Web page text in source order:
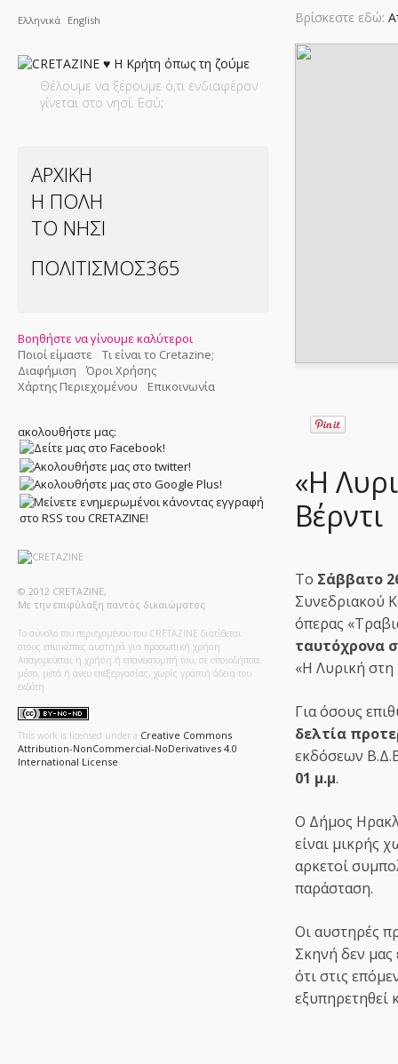
Ελληνικά English
Θέλουμε να ξέρουμε ό,τι ενδιαφέρον
γίνεται στο νησί. Εσύ;
ΑΡΧΙΚΗ
Η ΠΟΛΗ
ΤΟ ΝΗΣΙ
ΠΟΛΙΤΙΣΜΟΣ365
Βοηθήστε να γίνουμε καλύτεροι
Ποιοί είμαστε
Τι είναι το Cretazine;
Διαφήμιση
Όροι Χρήσης
Χάρτης Περιεχομένου
Επικοινωνία
ακολουθήστε μας:
© 2012 CRETAZINE,
Με την επιφύλαξη παντός δικαιώματος
Το σύνολο του περιεχομένου του CRETAZINE διατίθεται
στους επισκέπτες αυστηρά για προσωπική χρήση.
Απαγορεύεται η χρήση ή επανεκπομπή του, σε οποιοδήποτε
μέσο, μετά ή άνευ επεξεργασίας, χωρίς γραπτή άδεια του
εκδότη.
This work is licensed under a Creative Commons
Attribution-NonCommercial-NoDerivatives 4.0
International License
Βρίσκεστε εδώ:
«Η
Βέρντι
Το Σάββατο
Συνεδριακού
όπερας
ταυτόχρονα
«Η Λυρική στη
Για όσους
δελτία
εκδόσεων
01 μ.μ.
Ο Δήμος
είναι μικρής
αρκετοί
παράσταση.
Οι αυστηρές
Σκηνή δεν μας
ότι στις
εξυπηρετηθεί